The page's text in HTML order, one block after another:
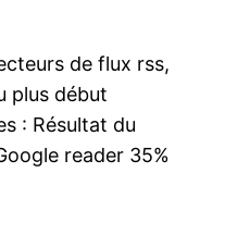
de flux rss,
plus début
: Résultat du
reader 35%